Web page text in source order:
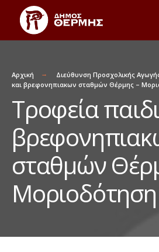
Αρχική Διεύθυνση Προσχολικής
και βρεφονηπιακων σταθμών Θέρμης –
Τροφεία
σταθμών
Μοριοδότηση